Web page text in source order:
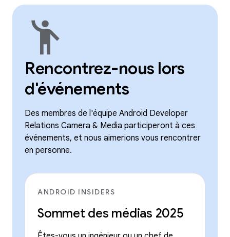
emoji_people
Rencontrez-nous lors
d'événements
Des membres de l'équipe Android Developer
Relations Camera & Media participeront à ces
événements, et nous aimerions vous rencontrer
en personne.
ANDROID INSIDERS
Sommet des médias 2025